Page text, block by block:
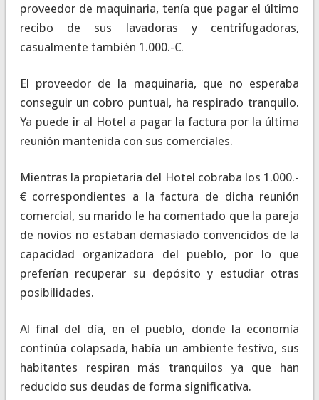
proveedor de maquinaria, tenía que pagar el último
recibo de sus lavadoras y centrifugadoras,
casualmente también 1.000.-€.
El proveedor de la maquinaria, que no esperaba
conseguir un cobro puntual, ha respirado tranquilo.
Ya puede ir al Hotel a pagar la factura por la última
reunión mantenida con sus comerciales.
Mientras la propietaria del Hotel cobraba los 1.000.-
€ correspondientes a la factura de dicha reunión
comercial, su marido le ha comentado que la pareja
de novios no estaban demasiado convencidos de la
capacidad organizadora del pueblo, por lo que
preferían recuperar su depósito y estudiar otras
posibilidades.
Al final del día, en el pueblo, donde la economía
continúa colapsada, había un ambiente festivo, sus
habitantes respiran más tranquilos ya que han
reducido sus deudas de forma significativa.